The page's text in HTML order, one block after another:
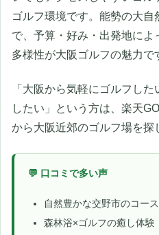
ゴルフ環境です。能勢の大自
で、予算・好み・出発地によ
多様性が大阪ゴルフの魅力で
「大阪から気軽にゴルフし
したい」という方は、楽天
から大阪近郊のゴルフ場を探
💬 口コミで多い声
自然豊かな交野市のコース
森林浴×ゴルフの癒し体験